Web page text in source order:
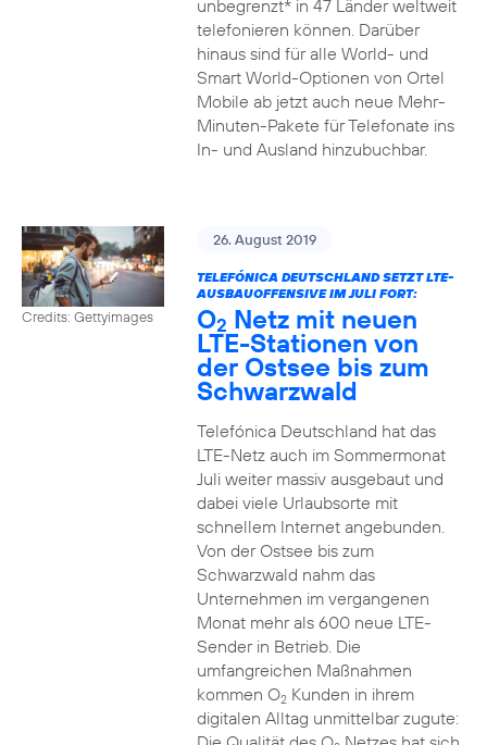
unbegrenzt* in 47 Länder weltweit
telefonieren können. Darüber
hinaus sind für alle World- und
Smart World-Optionen von Ortel
Mobile ab jetzt auch neue Mehr-
Minuten-Pakete für Telefonate ins
In- und Ausland hinzubuchbar.
Credits: Gettyimages
26. August 2019
TELEFÓNICA DEUTSCHLAND SETZT LTE-
AUSBAUOFFENSIVE IM JULI FORT:
O2 Netz mit neuen
LTE-Stationen von
der Ostsee bis zum
Schwarzwald
Telefónica Deutschland hat das
LTE-Netz auch im Sommermonat
Juli weiter massiv ausgebaut und
dabei viele Urlaubsorte mit
schnellem Internet angebunden.
Von der Ostsee bis zum
Schwarzwald nahm das
Unternehmen im vergangenen
Monat mehr als 600 neue LTE-
Sender in Betrieb. Die
umfangreichen Maßnahmen
kommen O2Kunden in ihrem
digitalen Alltag unmittelbar zugute: